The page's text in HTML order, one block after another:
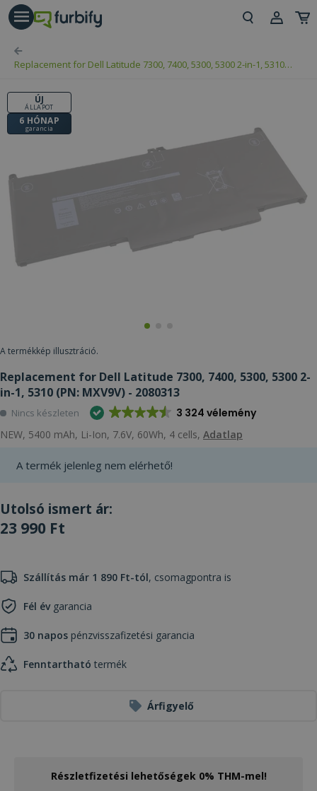
Replacement for Dell Latitude 7300, 7400, 5300, 5300 2-in-1, 5310
ÚJ
ÁLLAPOT
6 HÓNAP
garancia
A termékkép illusztráció.
Replacement for Dell Latitude 7300, 7400, 5300, 5300 2-
in-1, 5310 (PN: MXV9V) - 2080313
Nincs készleten 3 324 vélemény
NEW, 5400 mAh, Li-Ion, 7.6V, 60Wh, 4 cells, Adatlap
A termék jelenleg nem elérhető!
Utolsó ismert ár:
23 990 Ft
Szállítás már 1 890 Ft-tól, csomagpontra is
Fél évgarancia
30 napos pénzvisszafizetési garancia
Fenntartható termék
Árfigyelő
Részletfizetési lehetőségek 0% THM-mel!
gomb